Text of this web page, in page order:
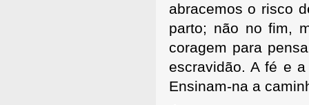
abracemos o risco
parto; não no fim,
coragem para
escravidão. A fé e
Ensinam-na a